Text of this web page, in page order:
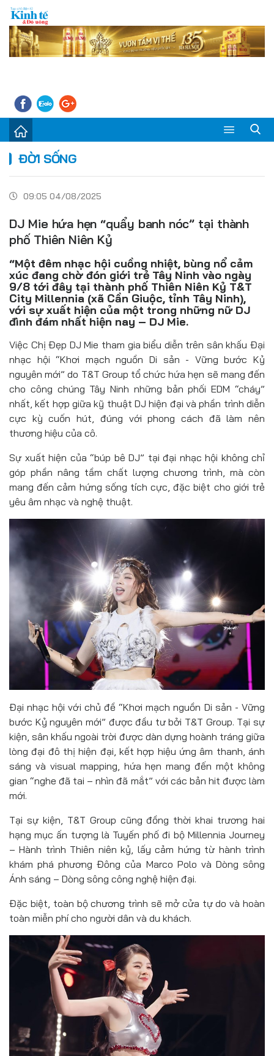
Sự kiện
Kinh tế - Tiêu dùng
Đời sống
Thị trường
Đồ uống
Pháp luật
Multimedia
ĐỜI SỐNG
09:05 04/08/2025
DJ Mie hứa hẹn “quẩy banh nóc” tại thành
phố Thiên Niên Kỷ
“Một đêm nhạc hội cuồng nhiệt, bùng nổ cảm
xúc đang chờ đón giới trẻ Tây Ninh vào ngày
9/8 tới đây tại thành phố Thiên Niên Kỷ T&T
City Millennia (xã Cần Giuộc, tỉnh Tây Ninh),
với sự xuất hiện của một trong những nữ DJ
đình đám nhất hiện nay – DJ Mie.
Việc Chị Đẹp DJ Mie tham gia biểu diễn trên sân khấu Đại
nhạc hội “Khơi mạch nguồn Di sản - Vững bước Kỷ
nguyên mới” do T&T Group tổ chức hứa hẹn sẽ mang đến
cho công chúng Tây Ninh những bản phối EDM “cháy”
nhất, kết hợp giữa kỹ thuật DJ hiện đại và phần trình diễn
cực kỳ cuốn hút, đúng với phong cách đã làm nên
thương hiệu của cô.
Sự xuất hiện của “búp bê DJ” tại đại nhạc hội không chỉ
góp phần nâng tầm chất lượng chương trình, mà còn
mang đến cảm hứng sống tích cực, đặc biệt cho giới trẻ
yêu âm nhạc và nghệ thuật.
Đại nhạc hội với chủ đề “Khơi mạch nguồn Di sản - Vững
bước Kỷ nguyên mới” được đầu tư bởi T&T Group. Tại sự
kiện, sân khấu ngoài trời được dàn dựng hoành tráng giữa
lòng đại đô thị hiện đại, kết hợp hiệu ứng âm thanh, ánh
sáng và visual mapping, hứa hẹn mang đến một không
gian “nghe đã tai – nhìn đã mắt” với các bản hit được làm
mới.
Tại sự kiện, T&T Group cũng đồng thời khai trương hai
hạng mục ấn tượng là Tuyến phố đi bộ Millennia Journey
– Hành trình Thiên niên kỷ, lấy cảm hứng từ hành trình
khám phá phương Đông của Marco Polo và Dòng sông
Ánh sáng – Dòng sông công nghệ hiện đại.
Đặc biệt, toàn bộ chương trình sẽ mở cửa tự do và hoàn
toàn miễn phí cho người dân và du khách.